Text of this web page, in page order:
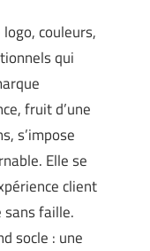
couleurs,
qui
fruit d’une
s’impose
Elle se
client
faille.
socle : une